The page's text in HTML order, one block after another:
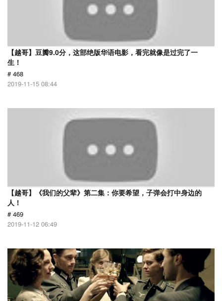
【越哥】豆瓣9.0分，这部绝版华语电影，看完就像是过完了一
生！
# 468
2019-11-15 08:44
【越哥】《我们的父辈》第二集：你要希望，子弹会打中身边的
人！
# 469
2019-11-12 06:49